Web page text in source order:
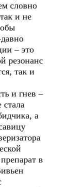
словно
и не
– это
резонанс
так и
и гнев –
а
в